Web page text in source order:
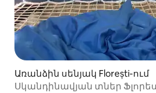
Առանձին սենյակ Florești-ում
Սկանդինավյան տներ